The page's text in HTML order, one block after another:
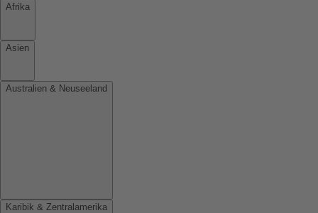
Afrika
Asien
Australien & Neuseeland
Karibik & Zentralamerika